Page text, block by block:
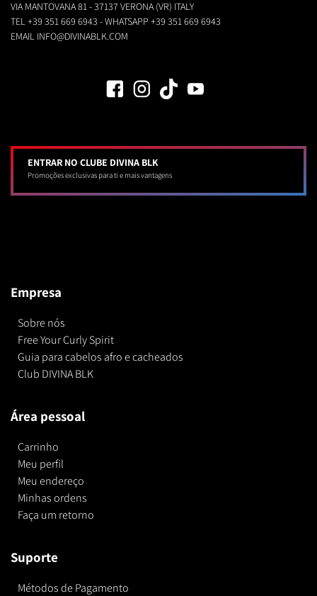
VIA MANTOVANA 81 - 37137 VERONA (VR) ITALY
TEL+39 351 669 6943 - WHATSAPP +39 351 669 6943
EMAIL INFO@DIVINABLK.COM
ENTRAR NO CLUBE DIVINA BLK
Promoções exclusivas para ti e mais vantagens
Empresa
Sobre nós
Free Your Curly Spirit
Guia para cabelos afro e cacheados
Club DIVINA BLK
Área pessoal
Carrinho
Meu perfil
Meu endereço
Minhas ordens
Faça um retorno
Suporte
Métodos de Pagamento